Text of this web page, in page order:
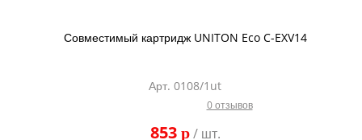
Совместимый картридж UNITON Eco C-EXV14
Арт. 0108/1ut
0 отзывов
853 p/ шт.